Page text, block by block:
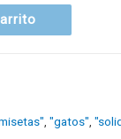
,"gatos" ,